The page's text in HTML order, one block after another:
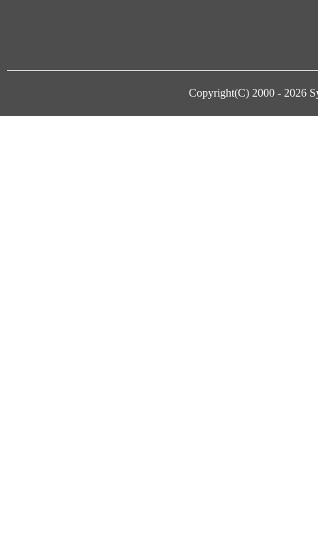
Copyright(C) 2000 - 2026